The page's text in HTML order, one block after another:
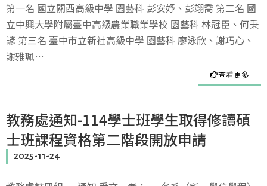
第一名 國立關西高級中學 園藝科 彭安妤、彭翊喬 第二名 國
立中興大學附屬臺中高級農業職業學校 園藝科 林冠臣、何秉
諺 第三名 臺中市立新社高級中學 園藝科 廖泳欣、謝巧心、
謝雅珮…
查看更多
教務處通知-114學士班學生取得修讀碩
士班課程資格第二階段開放申請
2025-11-24